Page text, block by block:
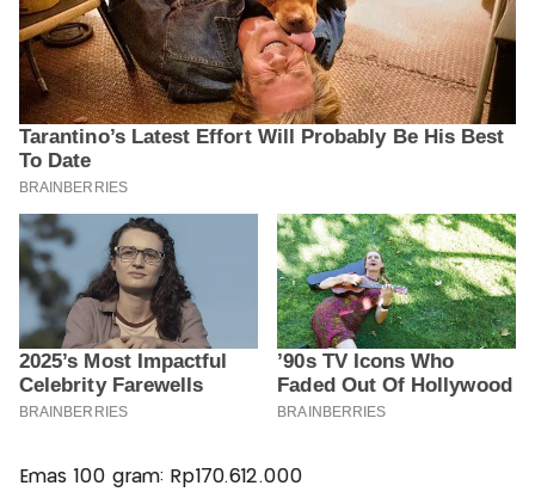
Emas 100 gram: Rp170.612.000